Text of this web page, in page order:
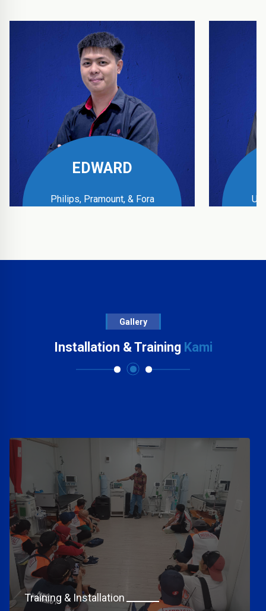
EDWARD
Philips, Pramount, & Fora
Gallery
Installation & Training Kami
Training & Installation